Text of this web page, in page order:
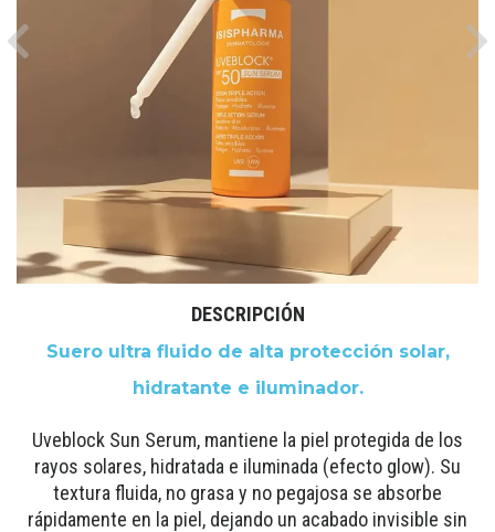
Previous
DESCRIPCIÓN
Suero ultra fluido de alta protección solar,
hidratante e iluminador.
Uveblock Sun Serum, mantiene la piel protegida de los
rayos solares, hidratada e iluminada (efecto glow). Su
textura fluida, no grasa y no pegajosa se absorbe
rápidamente en la piel, dejando un acabado invisible sin